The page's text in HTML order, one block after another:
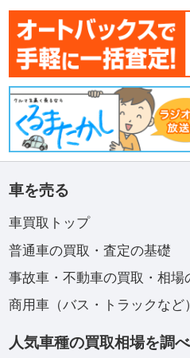
車を売る
車買取トップ
普通車の買取・査定の基礎
事故車・不動車の買取・相場
商用車（バス・トラックなど
人気車種の買取相場を調